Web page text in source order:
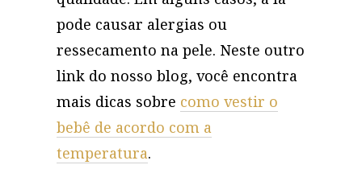
pode causar alergias ou
ressecamento na pele. Neste outro
link do nosso blog, você encontra
mais dicas sobre como vestir o
bebê de acordo com a
temperatura.